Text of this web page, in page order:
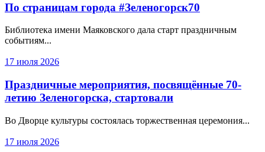
По страницам города #Зеленогорск70
Библиотека имени Маяковского дала старт праздничным
событиям...
17 июля 2026
Праздничные мероприятия, посвящённые 70-
летию Зеленогорска, стартовали
Во Дворце культуры состоялась торжественная церемония...
17 июля 2026